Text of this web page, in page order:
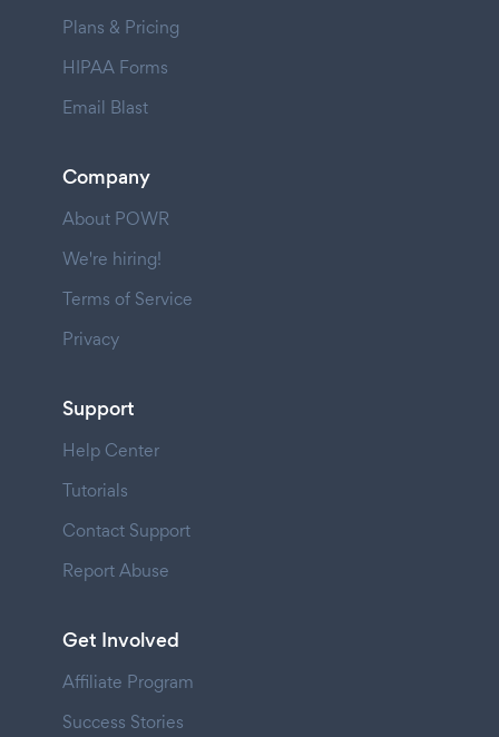
Plans & Pricing
HIPAA Forms
Email Blast
Company
About POWR
We're hiring!
Terms of Service
Privacy
Support
Help Center
Tutorials
Contact Support
Report Abuse
Get Involved
Affiliate Program
Success Stories